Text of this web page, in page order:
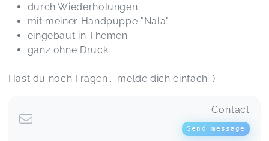
durch Wiederholungen
mit meiner Handpuppe "Nala"
eingebaut in Themen
ganz ohne Druck
Hast du noch Fragen... melde dich einfach :)
Contact
Send message